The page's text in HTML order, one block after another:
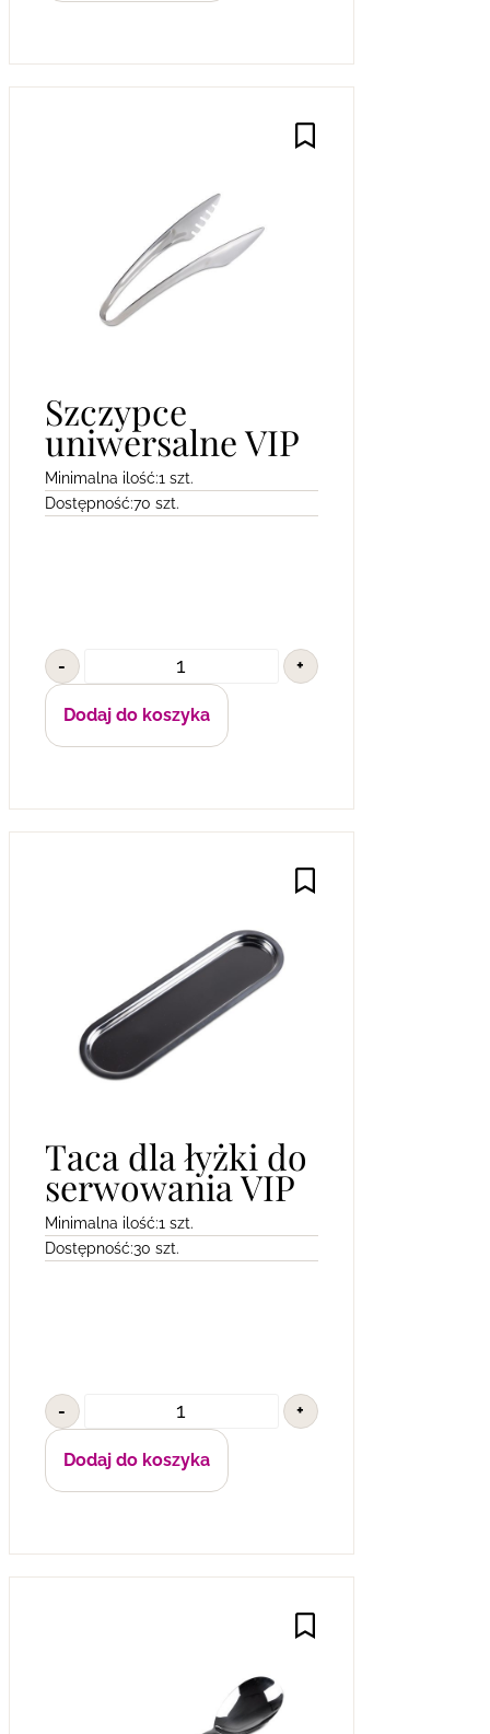
Szczypce
uniwersalne VIP
Minimalna ilość:1 szt.
Dostępność:70 szt.
- +
Dodaj do koszyka
Taca dla łyżki do
serwowania VIP
Minimalna ilość:1 szt.
Dostępność:30 szt.
- +
Dodaj do koszyka